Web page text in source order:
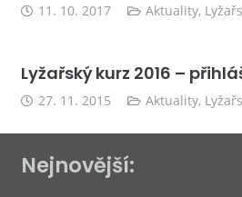
11. 10. 2017 Aktuality,
Lyžařský kurz 2016 –
27. 11. 2015 Aktuality,
Nejnovější: